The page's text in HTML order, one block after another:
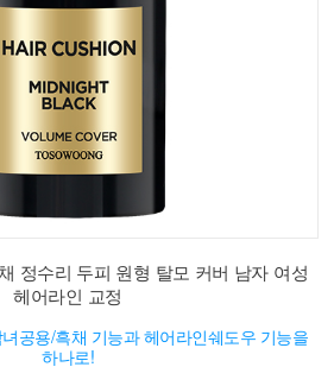
정수리 두피 원형 탈모 커버 남자 여성
헤어라인 교정
공용/흑채 기능과 헤어라인쉐도우 기능을
하나로!